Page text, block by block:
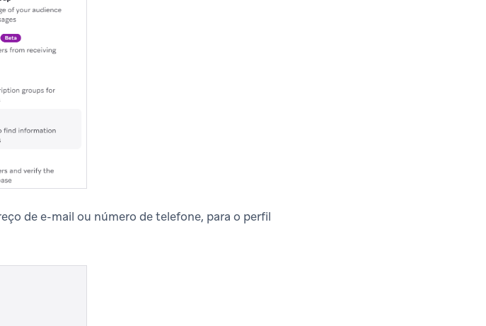
de e-mail ou número de telefone, para o perfil